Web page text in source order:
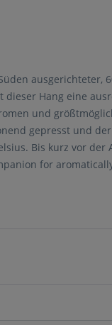
ausgerichteter,
dieser Hang eine
und
gepresst und
Bis kurz vor
for